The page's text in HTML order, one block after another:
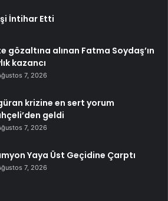
İntihar Etti
gözaltına alınan Fatma Soydaş’ın
kazancı
7, 2026
krizine en sert yorum
geldi
7, 2026
Yaya Üst Geçidine Çarptı
7, 2026